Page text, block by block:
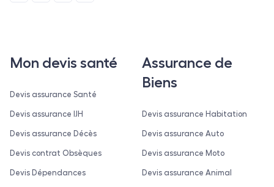
Mon devis santé
Devis assurance Santé
Devis assurance IJH
Devis assurance Décès
Devis contrat Obsèques
Devis Dépendances
Assurance de
Biens
Devis assurance Habitation
Devis assurance Auto
Devis assurance Moto
Devis assurance Animal